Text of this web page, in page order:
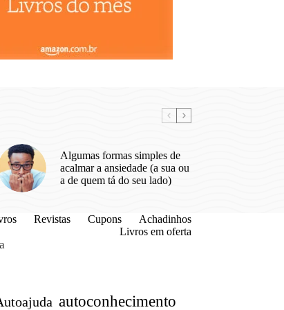
Algumas formas simples de
acalmar a ansiedade (a sua ou
a de quem tá do seu lado)
Revistas Cupons
Achadinhos
Livros em oferta
autoconhecimento